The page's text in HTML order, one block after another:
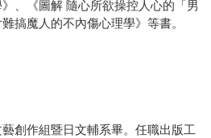
、《圖解 隨心所欲操控人心的「男
搞魔人的不內傷心理學》等書。
創作組暨日文輔系畢。任職出版工